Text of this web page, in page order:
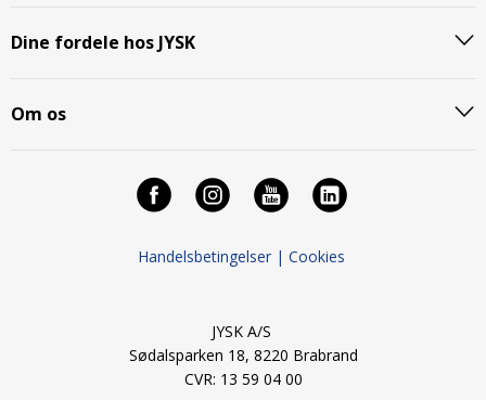
Dine fordele hos JYSK
Om os
Handelsbetingelser | Cookies
JYSK A/S
Sødalsparken 18, 8220 Brabrand
CVR: 13 59 04 00